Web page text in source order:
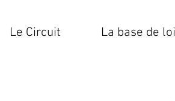
Le Circuit La base de